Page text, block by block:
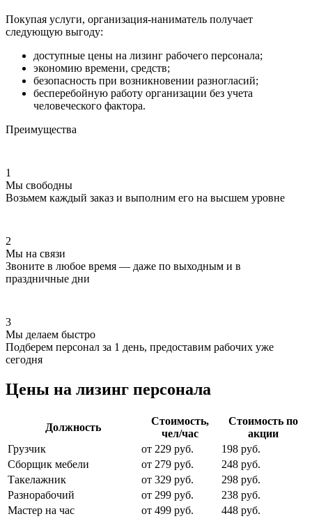
Покупая услуги, организация-наниматель получает
следующую выгоду:
доступные цены на лизинг рабочего персонала;
экономию времени, средств;
безопасность при возникновении разногласий;
бесперебойную работу организации без учета
человеческого фактора.
Преимущества
1
Мы свободны
Возьмем каждый заказ и выполним его на высшем уровне
2
Мы на связи
Звоните в любое время — даже по выходным и в
праздничные дни
3
Мы делаем быстро
Подберем персонал за 1 день, предоставим рабочих уже
сегодня
Цены на лизинг персонала
Должность
Стоимость,
чел/час
Стоимость по
акции
Грузчик
от 229 руб.
198 руб.
Сборщик мебели
от 279 руб.
248 руб.
Такелажник
от 329 руб.
298 руб.
Разнорабочий
от 299 руб.
238 руб.
Мастер на час
от 499 руб.
448 руб.